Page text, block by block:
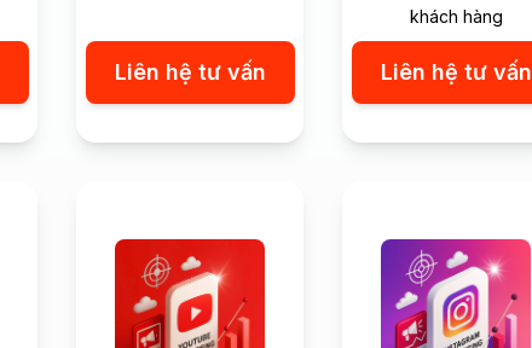
Liên hệ tư vấn
khách hàng
Liên hệ tư vấn